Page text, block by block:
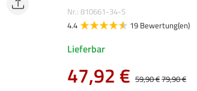
Nr.: 810661-34-S
4.4
19 Bewertung(en)
Lieferbar
47,92 € 59,90 €79,90 €